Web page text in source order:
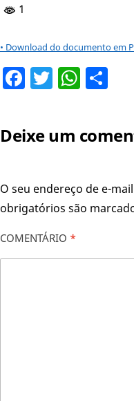
1
• Download do documento em
Facebook
Twitter
Deixe um
O seu endereço de e-
obrigatórios são
COMENTÁRIO *